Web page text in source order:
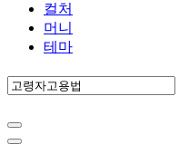
컬처
머니
테마